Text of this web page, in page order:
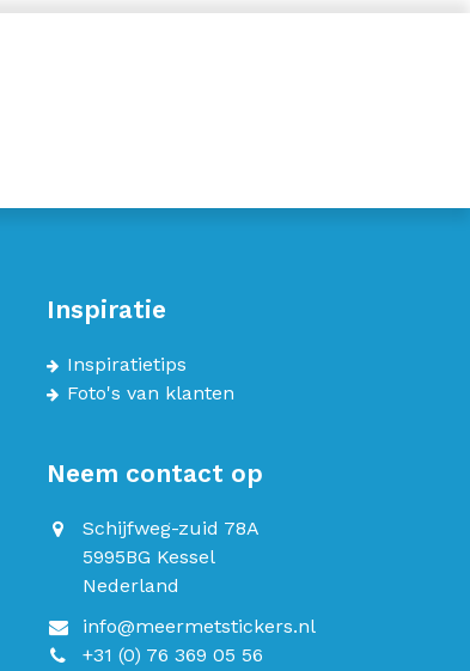
Inspiratie
Inspiratietips
Foto's van klanten
Neem contact op
Schijfweg-zuid 78A
5995BG Kessel
Nederland
info@meermetstickers.nl
+31 (0) 76 369 05 56